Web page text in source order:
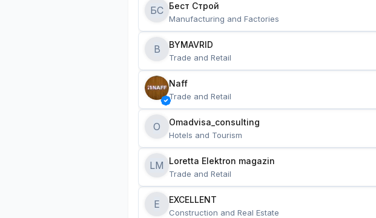
БС Бест Строй
Manufacturing and Factories
B BYMAVRID
Trade and Retail
Naff
Trade and Retail
O Omadvisa_consulting
Hotels and Tourism
LM Loretta Elektron magazin
Trade and Retail
E EXCELLENT
Construction and Real Estate